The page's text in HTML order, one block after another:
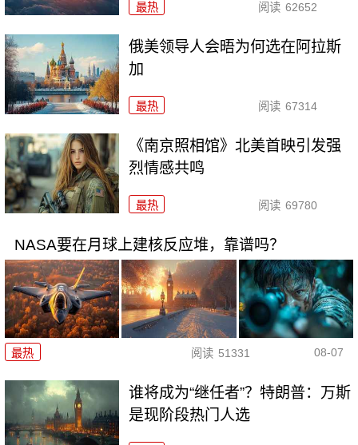
最热 阅读 62652
俄美领导人会晤为何选在阿拉斯
加
最热 阅读 67314
《南京照相馆》北美首映引发强
烈情感共鸣
最热 阅读 69780
NASA要在月球上建核反应堆，靠谱吗？
最热 阅读 51331 08-07
谁将成为“继任者”？特朗普：万斯
是现阶段热门人选